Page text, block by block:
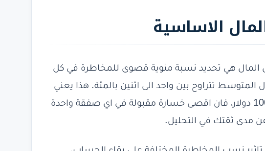
الاساسية
المال هي تحديد نسبة مئوية قصوى للمخاطرة في كل
تتراوح بين واحد الى اثنين بالمئة. هذا يعني
انك اذا كنت تملك حسابا بقيمة 10000 دولار، فان اقصى خسارة مقبولة في اي صفقة واحدة